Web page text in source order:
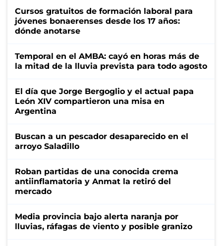
Cursos gratuitos de formación laboral para
jóvenes bonaerenses desde los 17 años:
dónde anotarse
Temporal en el AMBA: cayó en horas más de
la mitad de la lluvia prevista para todo agosto
El día que Jorge Bergoglio y el actual papa
León XIV compartieron una misa en
Argentina
Buscan a un pescador desaparecido en el
arroyo Saladillo
Roban partidas de una conocida crema
antiinflamatoria y Anmat la retiró del
mercado
Media provincia bajo alerta naranja por
lluvias, ráfagas de viento y posible granizo